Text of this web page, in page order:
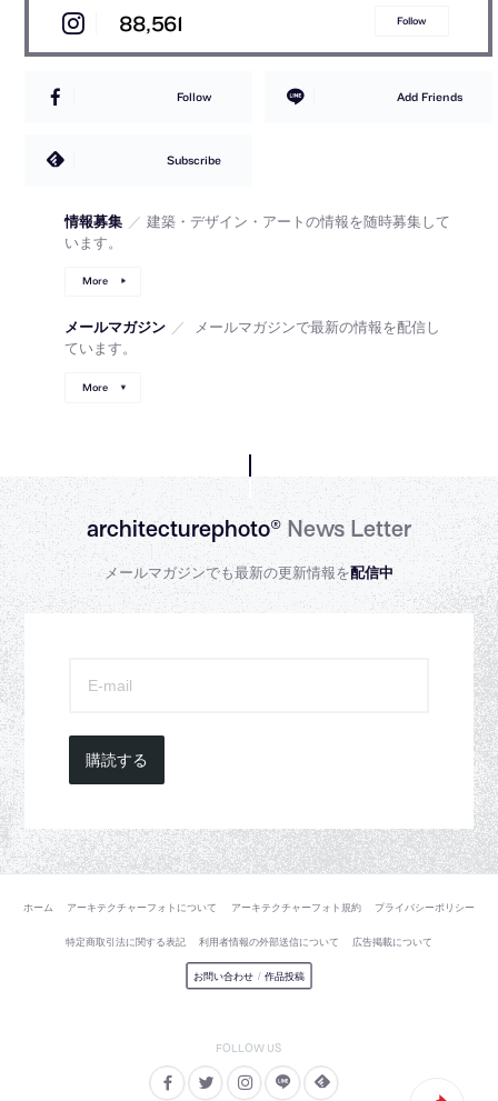
88,561 Follow
Follow Add Friends
Subscribe
情報募集 ／ 建築・デザイン・アートの情報を随時募集して
います。
More
メールマガジン ／
メールマガジンで最新の情報を配信し
ています。
More
architecturephoto®News Letter
メールマガジンでも最新の更新情報を配信中
購読する
ホーム アーキテクチャーフォトについて アーキテクチャーフォト規約 プライバシーポリシー
特定商取引法に関する表記 利用者情報の外部送信について 広告掲載について
お問い合わせ / 作品投稿